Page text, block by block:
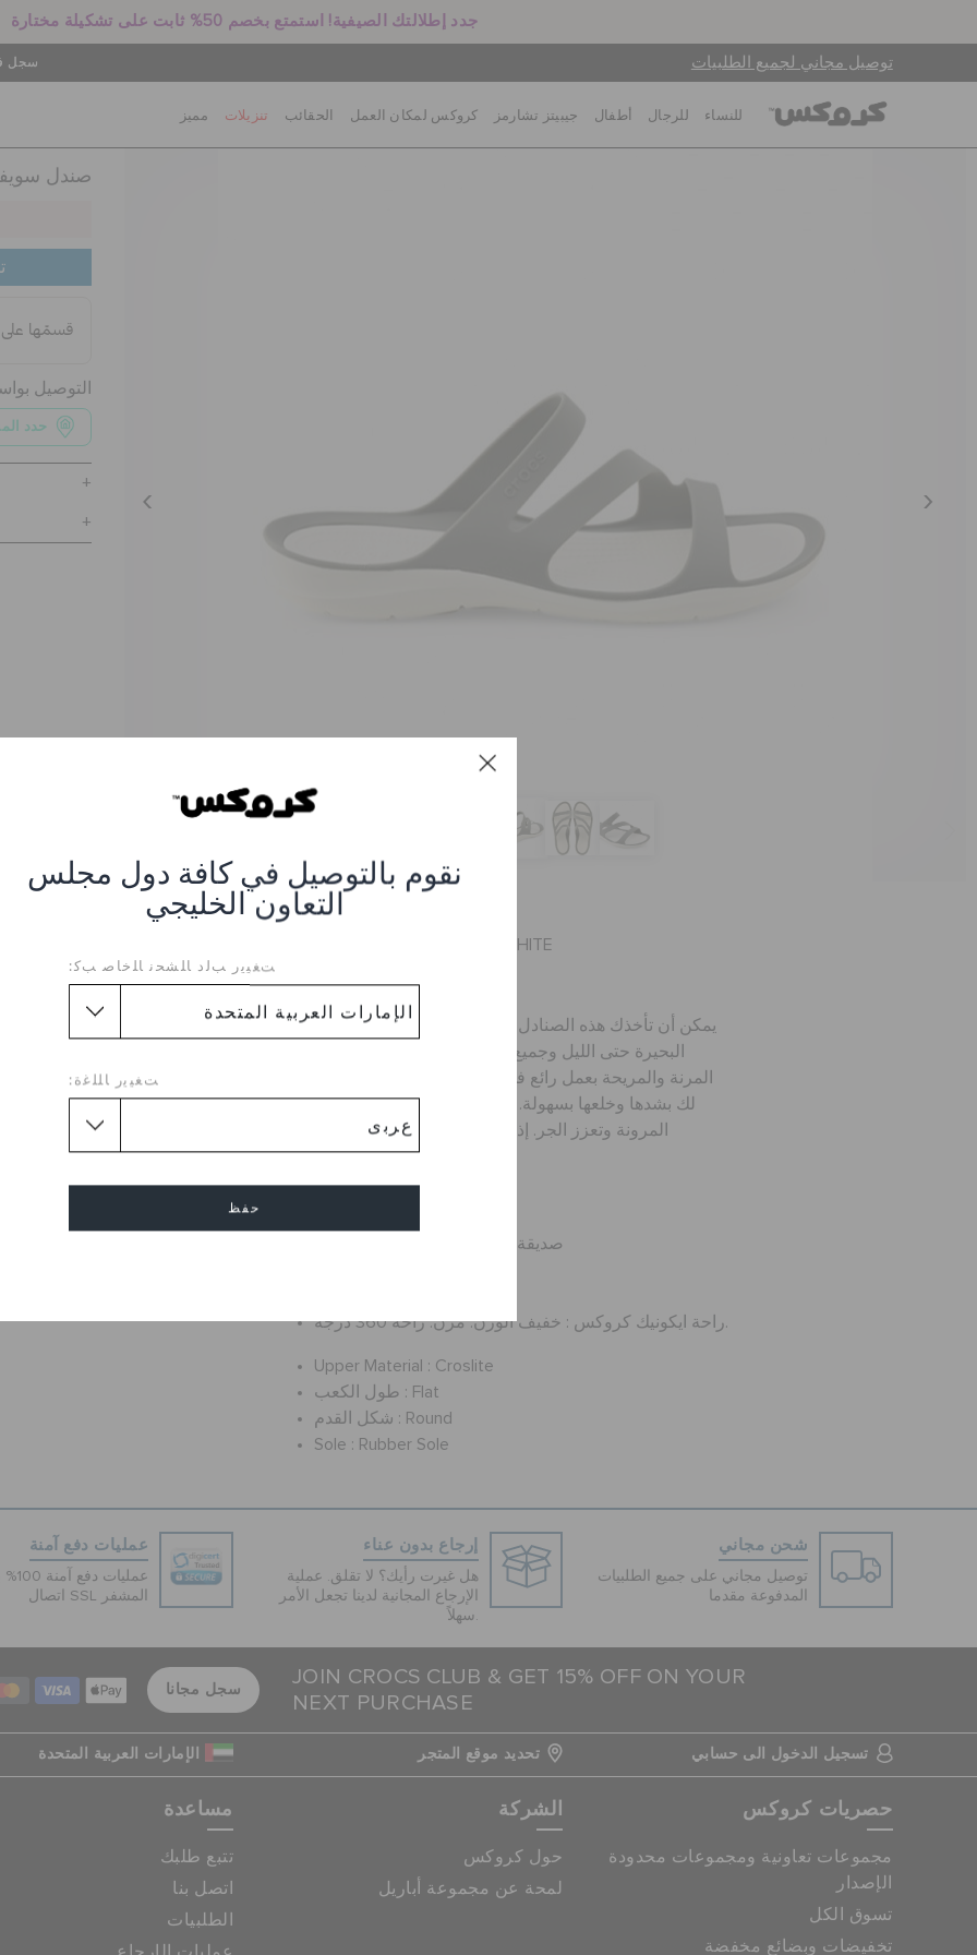
جدد إطلالتك الصيفية! استمتع بخصم 50% ثابت على تشكيلة مختارة
توصيل مجاني لجميع الطلبيات سجل
نقوم بالتوصيل في كافة دول مجلس
التعاون الخليجي
ﺖﻐﻴﻳﺭ ﺐﻟﺩ ﺎﻠﺸﺤﻧ ﺎﻠﺧﺎﺻ ﺐﻛ:
ﺖﻐﻴﻳﺭ ﺎﻠﻠﻏﺓ:
حفظ
للنساء للرجال أطفال جيبيتز تشارمز كروكس لمكان العمل الحقائب تنزيلات مميز
صندل
التوصيل
حدد
صندل سويفتواتر للنساء
العنصر #203998-06X-SMOKE-WHITE
ابحث عن مغامرتك
يمكن أن تأخذك هذه الصنادل فائقة التنوع والمتعددة الأغراض من
البحيرة حتى الليل وجميع أنواع الأماكن بينهما. تقوم الأشرطة
المرنة والمريحة بعمل رائع في معانقة قدميك بينما لا تزال تسمح
لك بشدها وخلعها بسهولة. المرونة في النعل الخارجي تزيد من
المرونة وتعزز الجر. إذا كنت قريباً من الماء، فسترغب في
صديقة للماء وخفيفة بشكل لا يصدق
راحة ايكونيك كروكس : خفيف الوزن. مرن. راحة 360 درجة.
Upper Material : Croslite
طول الكعب : Flat
شكل القدم : Round
Sole : Rubber Sole
شحن مجاني
توصيل مجاني على جميع الطلبيات
المدفوعة مقدما
إرجاع بدون عناء
هل غيرت رأيك؟ لا تقلق. عملية
الإرجاع المجانية لدينا تجعل الأمر
سهلاً.
عمليات دفع آمنة
اتصال SSL المشفر
JOIN CROCS CLUB & GET 15% OFF ON YOUR
NEXT PURCHASE
سجل مجانا
تسجيل الدخول الى حسابي تحديد موقع المتجر الإمارات العربية المتحدة
حصريات كروكس
مجموعات تعاونية ومجموعات محدودة
الإصدار
تسوق الكل
تخفيضات وبضائع مخفضة
الشركة
حول كروكس
لمحة عن مجموعة أباريل
مساعدة
تتبع طلبك
اتصل بنا
الطلبيات